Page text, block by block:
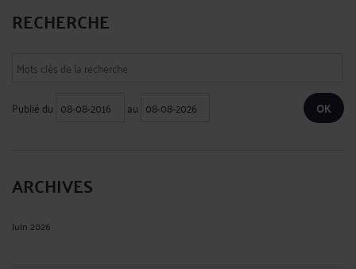
RECHERCHE
Publié du au
ARCHIVES
Juin 2026